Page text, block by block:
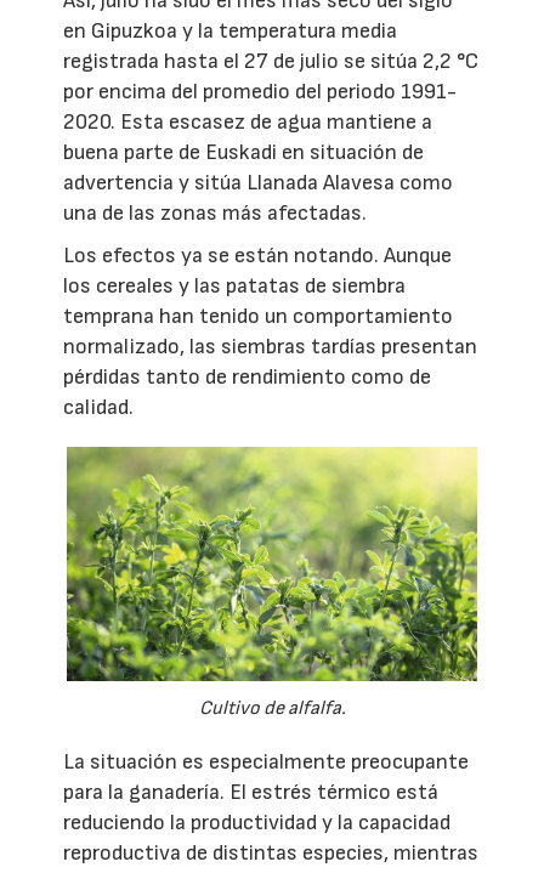
en Gipuzkoa y la temperatura media
registrada hasta el 27 de julio se sitúa 2,2 °C
por encima del promedio del periodo 1991-
2020. Esta escasez de agua mantiene a
buena parte de Euskadi en situación de
advertencia y sitúa Llanada Alavesa como
una de las zonas más afectadas.
Los efectos ya se están notando. Aunque
los cereales y las patatas de siembra
temprana han tenido un comportamiento
normalizado, las siembras tardías presentan
pérdidas tanto de rendimiento como de
calidad.
Cultivo de alfalfa.
La situación es especialmente preocupante
para la ganadería. El estrés térmico está
reduciendo la productividad y la capacidad
reproductiva de distintas especies, mientras